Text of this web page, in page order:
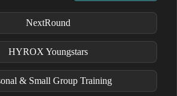
NextRound
HYROX Youngstars
& Small Group Training